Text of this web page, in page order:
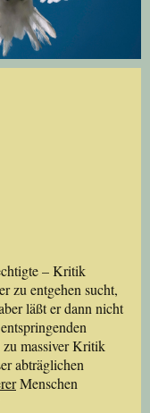
– Kritik
zu entgehen sucht,
läßt er dann nicht
massiver Kritik
abträglichen
Menschen